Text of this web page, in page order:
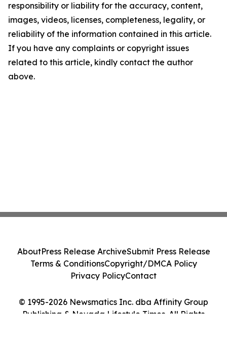
responsibility or liability for the accuracy, content,
images, videos, licenses, completeness, legality, or
reliability of the information contained in this article.
If you have any complaints or copyright issues
related to this article, kindly contact the author
above.
© 1995-2026 Newsmatics Inc. dba Affinity Group
Publishing & Nevada Lifestyle Times. All Rights
AboutPress Release ArchiveSubmit Press Release
Terms & ConditionsCopyright/DMCA Policy
Privacy PolicyContact